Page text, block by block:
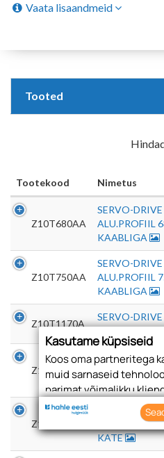
Vaata lisaandmeid
Tooted
Tootekood Nimetus
Z10T680AA
SERVO-DRIVE
ALU.PROFIIL
KAABLIGA
Z10T750AA
SERVO-DRIVE
ALU.PROFIIL
KAABLIGA
Z10T1170A
SERVO-DRIVE
ALU.PROFIIL
Z10D01E2
SERVO-DRIVE
ALU.PROFIILI
ÜLAKINNITUS
Z10T0004
SERVO-DRIVE
KATE
Kasutame küpsiseid
Koos oma partneritega
muid sarnaseid
parimat võimalikku
asjakohast reklaami.
Nõustudes lubate oma
kasutamiseks kasutada